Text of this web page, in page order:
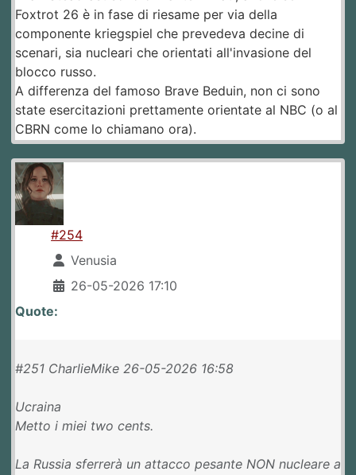
Foxtrot 26 è in fase di riesame per via della
componente kriegspiel che prevedeva decine di
scenari, sia nucleari che orientati all'invasione del
blocco russo.
A differenza del famoso Brave Beduin, non ci sono
state esercitazioni prettamente orientate al NBC (o al
CBRN come lo chiamano ora).
#254
Venusia
26-05-2026 17:10
Quote:
#251 CharlieMike 26-05-2026 16:58
Ucraina
Metto i miei two cents.
La Russia sferrerà un attacco pesante NON nucleare a